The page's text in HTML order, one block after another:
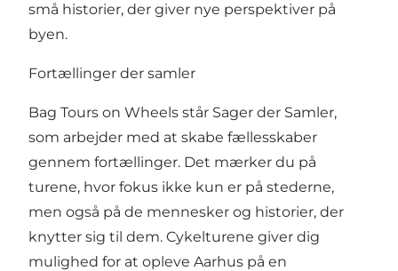
små historier, der giver nye perspektiver på
byen.
Fortællinger der samler
Bag Tours on Wheels står Sager der Samler,
som arbejder med at skabe fællesskaber
gennem fortællinger. Det mærker du på
turene, hvor fokus ikke kun er på stederne,
men også på de mennesker og historier, der
knytter sig til dem. Cykelturene giver dig
mulighed for at opleve Aarhus på en